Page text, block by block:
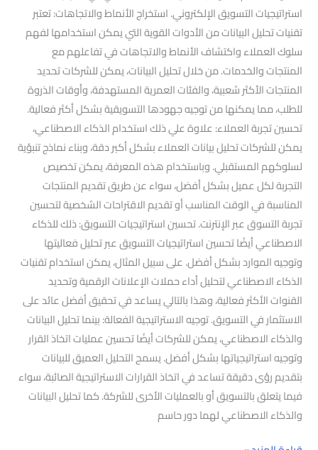
استراتيجيات التسويق الإلكتروني. استخراج الأنماط والاتجاهات: تعتبر
تقنيات تحليل البيانات من الأدوات القوية التي يمكن استخدامها لفهم
سلوك العملاء واكتشاف الأنماط والاتجاهات في تفاعلهم مع
المنتجات والخدمات. من خلال تحليل البيانات، يمكن للشركات تحديد
المنتجات الأكثر شعبية، والفئات العمرية المستهدفة، وأوقات الذروة
للطلب، مما يمكنها من توجيه جهودها التسويقية بشكل أكثر فعالية.
تحسين تجربة العملاء: علاوة علي ذلك استخدام الذكاء الاصطناعي،
يمكن للشركات تحليل بيانات العملاء بشكل أكبر دقة، وبناء نماذج تنبؤية
لسلوكهم المستقبلي. وباستخدام هذه المعرفة، يمكن تخصيص
التجربة لكل عميل بشكل أفضل، سواء عن طريق تقديم المنتجات
المناسبة في الوقت المناسب أو تقديم الاقتراحات الشخصية لتحسين
تجربة التسوق عبر الإنترنت. تحسين استراتيجيات التسويق: ذلك للذكاء
الاصطناعي أيضًا تحسين استراتيجيات التسويق عبر تحليل فعاليتها
وتوجيه الموارد بشكل أفضل. على سبيل المثال، يمكن استخدام تقنيات
الذكاء الاصطناعي لتحليل أداء حملات الإعلانات الرقمية وتحديد
القنوات الأكثر فعالية، وهذا بالتالي يساعد في تحقيق أفضل عائد على
الاستثمار في التسويق. توجيه الاستراتيجية الفعالة: بينما تحليل البيانات
والذكاء الاصطناعي، يمكن للشركات أيضًا تحسين عمليات اتخاذ القرار
وتوجيه استراتيجياتها بشكل أفضل. يسمح التحليل العميق للبيانات
بتقديم رؤى دقيقة تساعد في اتخاذ القرارات الاستراتيجية الصائبة، سواء
فيما يتعلق بالتسويق أو بالعمليات الأخرى للشركة. كما تحليل البيانات
والذكاء الاصطناعي لهما دور حاسم